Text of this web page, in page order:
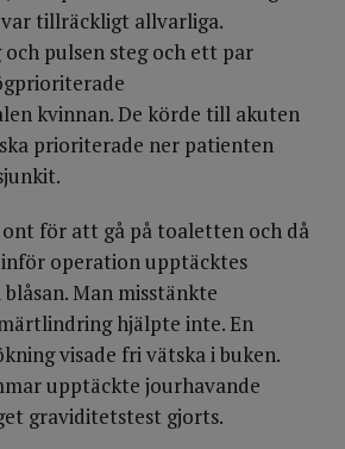
tillräckligt allvarliga.
pulsen steg och ett par
kvinnan. De körde till akuten
prioriterade ner patienten
för att gå på toaletten och då
operation upptäcktes
Man misstänkte
hjälpte inte. En
visade fri vätska i buken.
upptäckte jourhavande
graviditetstest gjorts.